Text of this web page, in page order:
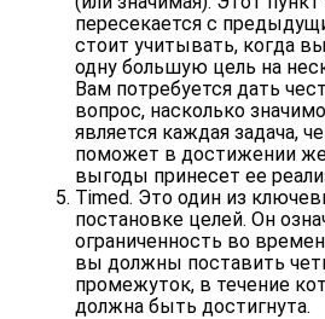
пересекается с
стоит учитывать, когда
одну большую цель на
Вам потребуется дать
вопрос, насколько
является каждая задача,
поможет в достижении
выгоды принесет ее
Timed. Это один из
постановке целей. Он
ограниченность во
вы должны поставить
промежуток, в течение
должна быть достигнута.